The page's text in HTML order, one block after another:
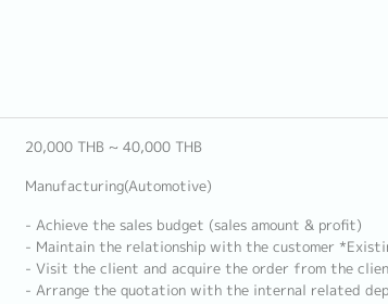
20,000 THB ~ 40,000 THB
Manufacturing(Automotive)
- Achieve the sales budget (sales amount & profit)
- Maintain the relationship with the customer
- Visit the client and acquire the order from the
- Arrange the quotation with the internal related